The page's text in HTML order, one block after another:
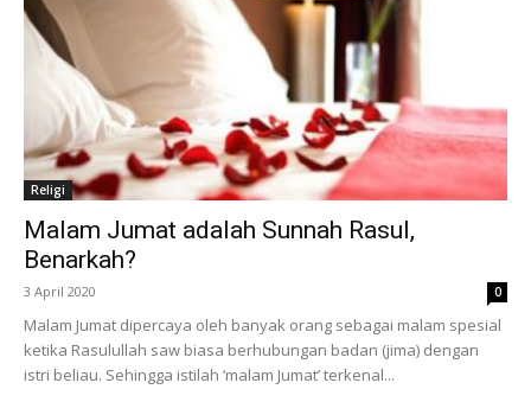
Religi
Malam Jumat adalah Sunnah Rasul,
Benarkah?
3 April 2020 0
Malam Jumat dipercaya oleh banyak orang sebagai malam spesial
ketika Rasulullah saw biasa berhubungan badan (jima) dengan
istri beliau. Sehingga istilah ‘malam Jumat’ terkenal...